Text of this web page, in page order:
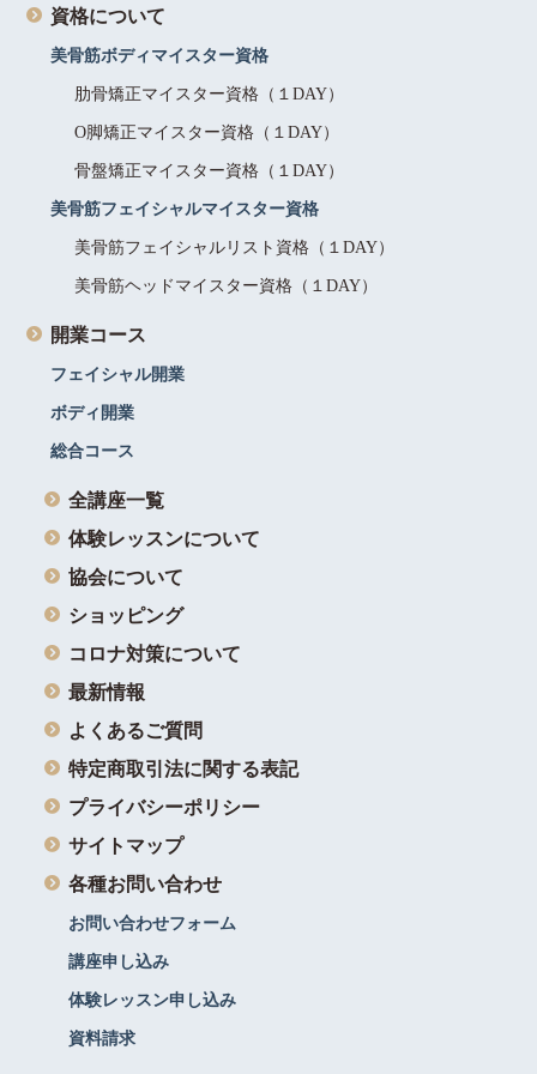
資格について
美骨筋ボディマイスター資格
肋骨矯正マイスター資格（１DAY）
O脚矯正マイスター資格（１DAY）
骨盤矯正マイスター資格（１DAY）
美骨筋フェイシャルマイスター資格
美骨筋フェイシャルリスト資格（１DAY）
美骨筋ヘッドマイスター資格（１DAY）
開業コース
フェイシャル開業
ボディ開業
総合コース
全講座一覧
体験レッスンについて
協会について
ショッピング
コロナ対策について
最新情報
よくあるご質問
特定商取引法に関する表記
プライバシーポリシー
サイトマップ
各種お問い合わせ
お問い合わせフォーム
講座申し込み
体験レッスン申し込み
資料請求